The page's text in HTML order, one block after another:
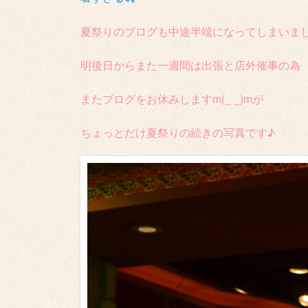
夏祭りのブログも中途半端になってしまいま
明後日からまた一週間は出張と店外催事の為
またブログをお休みしますm(_ _)mが
ちょっとだけ夏祭りの続きの写真です♪